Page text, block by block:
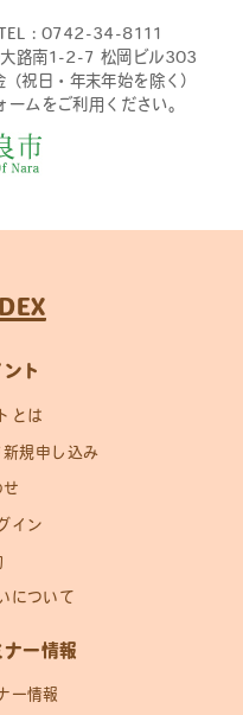
：0742-34-8111
路南1-2-7 松岡ビル303
祝日・年末年始を除く）
ームをご利用ください。
ト
とは
規申し込み
せ
イン
について
ー情報
ー情報